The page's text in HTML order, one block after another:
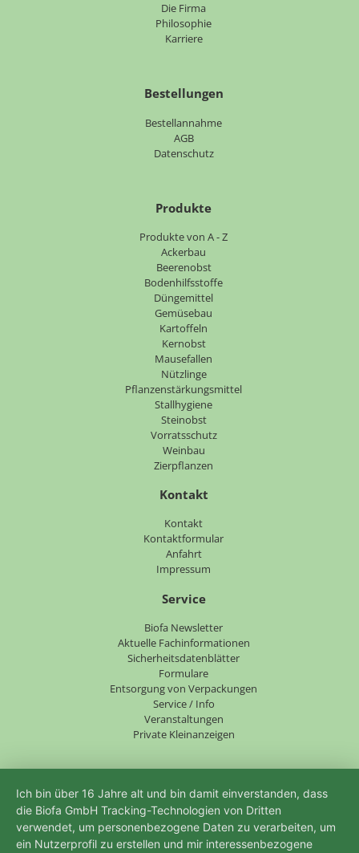
Die Firma
Philosophie
Karriere
Bestellungen
Bestellannahme
AGB
Datenschutz
Produkte
Produkte von A - Z
Ackerbau
Beerenobst
Bodenhilfsstoffe
Düngemittel
Gemüsebau
Kartoffeln
Kernobst
Mausefallen
Nützlinge
Pflanzenstärkungsmittel
Stallhygiene
Steinobst
Vorratsschutz
Weinbau
Zierpflanzen
Kontakt
Kontakt
Kontaktformular
Anfahrt
Impressum
Service
Biofa Newsletter
Aktuelle Fachinformationen
Sicherheitsdatenblätter
Formulare
Entsorgung von Verpackungen
Service / Info
Veranstaltungen
Private Kleinanzeigen
Ich bin über 16 Jahre alt und bin damit einverstanden, dass
die Biofa GmbH Tracking-Technologien von Dritten
verwendet, um personenbezogene Daten zu verarbeiten, um
ein Nutzerprofil zu erstellen und mir interessenbezogene